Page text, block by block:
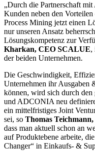
„Durch die Partnerschaft
Kunden neben den
Process Mining jetzt einen
nur unseren Ansatz
Lösungskompetenz zur
Kharkan, CEO SCALUE,
der beiden Unternehmen.
Die Geschwindigkeit,
Unternehmen ihr Ausgaben
können, wird sich durch
und ADCONIA neu
ein mittelfristiges Joint
sei, so Thomas
dass man aktuell schon an
auf Produktebene arbeite,
Changer“ in Einkaufs- &